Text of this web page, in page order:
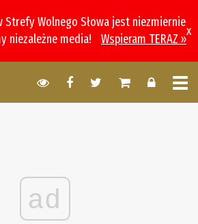
Strefy Wolnego Słowa jest niezmiernie
niezależne media!
Wspieram TERAZ »
x
ad